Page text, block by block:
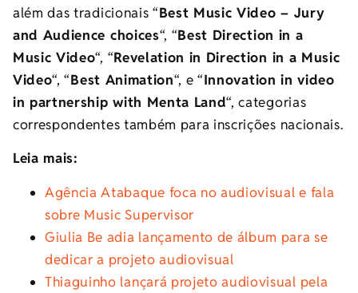
além das tradicionais “Best Music Video – Jury
and Audience choices“, “Best Direction in a
Music Video“, “Revelation in Direction in a Music
Video“, “Best Animation“, e “Innovation in video
in partnership with Menta Land“, categorias
correspondentes também para inscrições nacionais.
Leia mais:
Agência Atabaque foca no audiovisual e fala
sobre Music Supervisor
Giulia Be adia lançamento de álbum para se
dedicar a projeto audiovisual
Thiaguinho lançará projeto audiovisual pela